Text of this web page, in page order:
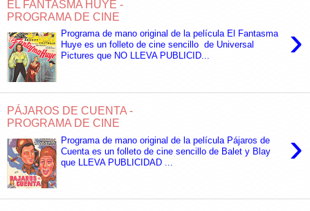
EL FANTASMA HUYE -
PROGRAMA DE CINE
›
Programa de mano original de la película El Fantasma
Huye es un folleto de cine sencillo de Universal
Pictures que NO LLEVA PUBLICID...
PÁJAROS DE CUENTA -
PROGRAMA DE CINE
›
Programa de mano original de la película Pájaros de
Cuenta es un folleto de cine sencillo de Balet y Blay
que LLEVA PUBLICIDAD ...